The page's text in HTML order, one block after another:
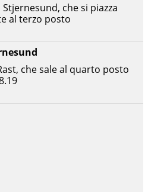
che sale al quarto posto
che si piazza
al terzo posto